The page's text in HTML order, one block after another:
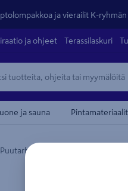
ja vierailit K-ryhmän
ja ohjeet Terassilaskuri
ja sauna Pintamateriaalit
Puutarhaletkun liittimet
kuvaus -maamerkistä